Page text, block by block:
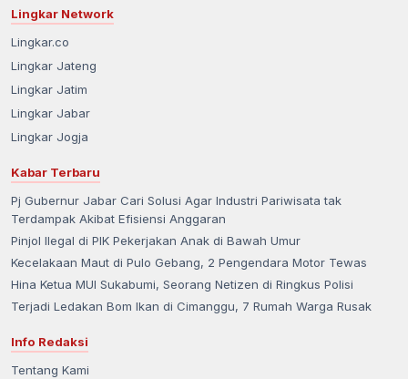
Lingkar Network
Lingkar.co
Lingkar Jateng
Lingkar Jatim
Lingkar Jabar
Lingkar Jogja
Kabar Terbaru
Pj Gubernur Jabar Cari Solusi Agar Industri Pariwisata tak
Terdampak Akibat Efisiensi Anggaran
Pinjol Ilegal di PIK Pekerjakan Anak di Bawah Umur
Kecelakaan Maut di Pulo Gebang, 2 Pengendara Motor Tewas
Hina Ketua MUI Sukabumi, Seorang Netizen di Ringkus Polisi
Terjadi Ledakan Bom Ikan di Cimanggu, 7 Rumah Warga Rusak
Info Redaksi
Tentang Kami